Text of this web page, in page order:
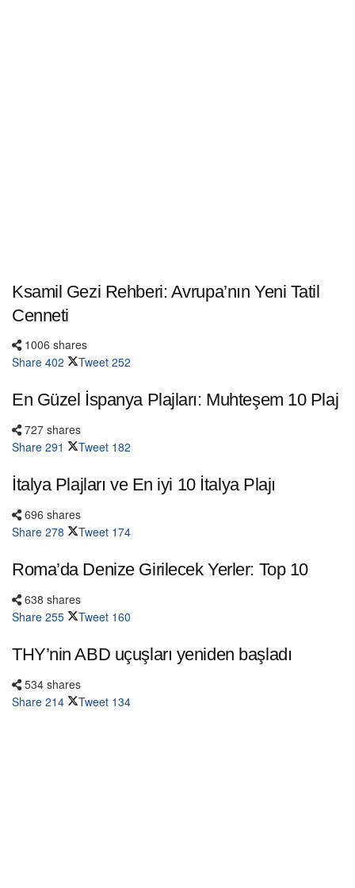
Ksamil Gezi Rehberi: Avrupa’nın Yeni Tatil
Cenneti
1006 shares
Share 402 Tweet 252
En Güzel İspanya Plajları: Muhteşem 10 Plaj
727 shares
Share 291 Tweet 182
İtalya Plajları ve En iyi 10 İtalya Plajı
696 shares
Share 278 Tweet 174
Roma’da Denize Girilecek Yerler: Top 10
638 shares
Share 255 Tweet 160
THY’nin ABD uçuşları yeniden başladı
534 shares
Share 214 Tweet 134